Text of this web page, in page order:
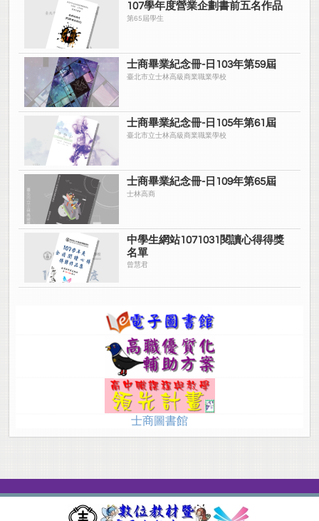
107學年度營業企劃書前五名作品
第65屆學生
士商畢業紀念冊-日103年第59屆
臺北市立士林高級商業職業學校
士商畢業紀念冊-日105年第61屆
臺北市立士林高級商業職業學校
士商畢業紀念冊-日109年第65屆
士林高商
中學生網站1071031閱讀心得得獎
名單
曾慧君
士商圖書館